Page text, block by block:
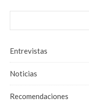
Entrevistas
Noticias
Recomendaciones